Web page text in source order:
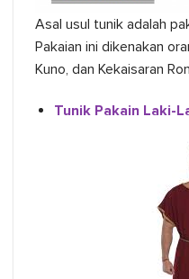
Asal usul tunik adalah
Pakaian ini dikenakan
Kuno, dan Kekaisaran
Tunik Pakain Laki-